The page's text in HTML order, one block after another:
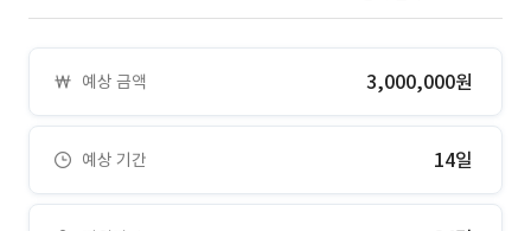
예상 금액 3,000,000원
예상 기간 14일